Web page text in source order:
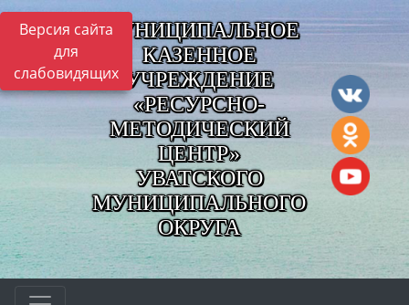
Версия сайта
для
слабовидящих
МУНИЦИПАЛЬНОЕ
КАЗЕННОЕ
УЧРЕЖДЕНИЕ
«РЕСУРСНО-
МЕТОДИЧЕСКИЙ
ЦЕНТР»
УВАТСКОГО
МУНИЦИПАЛЬНОГО
ОКРУГА